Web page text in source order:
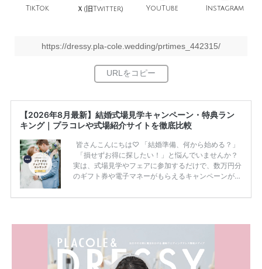
TikTok Ｘ(旧Twitter) YouTube Instagram
https://dressy.pla-cole.wedding/prtimes_442315/
【2026年8月最新】結婚式場見学キャンペーン・特典ラン
キング｜プラコレや式場紹介サイトを徹底比較
皆さんこんにちは♡ 「結婚準備、何から始める？」
「損せずお得に探したい！」と悩んでいませんか？
実は、式場見学やフェアに参加するだけで、数万円分
のギフト券や電子マネーがもらえるキャンペーンがあ
ため、比較せずに選ぶと損をしてしまうことも……。
内容：特典金額・条件・応募方法・注意点 「どこが
一番お得？」「プラコレの特典は？」といった疑問も
解決します。 まずは診断で候補を絞れる「ウェディ